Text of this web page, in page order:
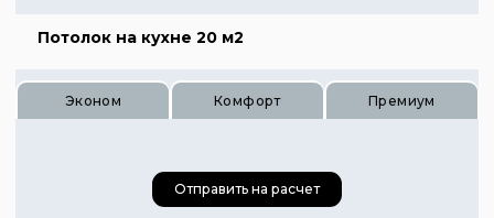
Потолок на кухне 20 м2
Эконом Комфорт Премиум
Отправить на расчет